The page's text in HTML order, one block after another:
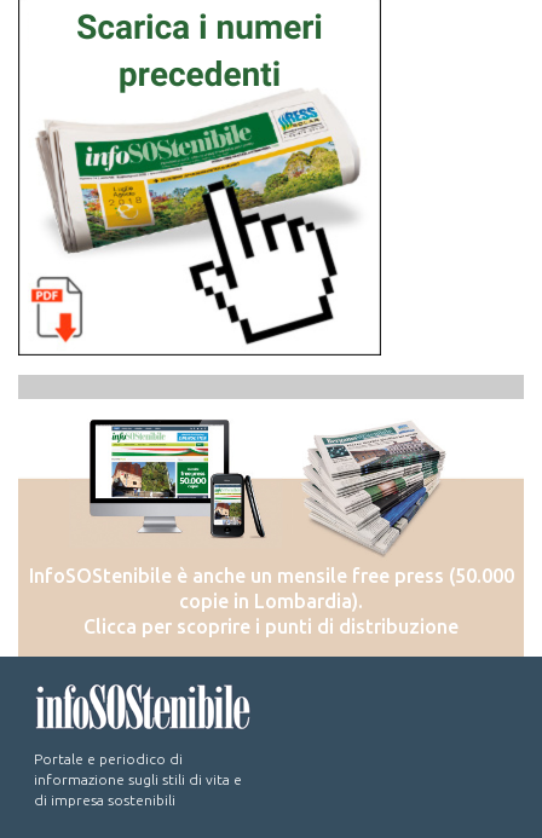
InfoSOStenibile è anche un mensile free press (50.000
copie in Lombardia).
Clicca per scoprire i punti di distribuzione
Portale e periodico di
informazione sugli stili di vita e
di impresa sostenibili